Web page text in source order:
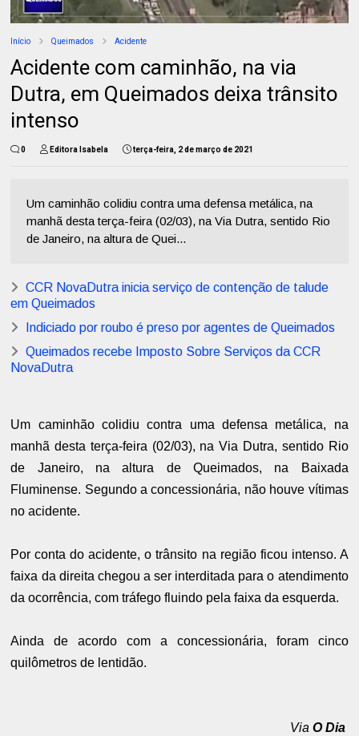
Início Queimados Acidente
Acidente com caminhão, na via
Dutra, em Queimados deixa trânsito
intenso
0 Editora Isabela terça-feira, 2 de março de 2021
Um caminhão colidiu contra uma defensa metálica, na
manhã desta terça-feira (02/03), na Via Dutra, sentido Rio
de Janeiro, na altura de Quei...
CCR NovaDutra inicia serviço de contenção de talude
em Queimados
Indiciado por roubo é preso por agentes de Queimados
Queimados recebe Imposto Sobre Serviços da CCR
NovaDutra
Um caminhão colidiu contra uma defensa metálica, na
manhã desta terça-feira (02/03), na Via Dutra, sentido Rio
de Janeiro, na altura de Queimados, na Baixada
Fluminense. Segundo a concessionária, não houve vítimas
no acidente.
Por conta do acidente, o trânsito na região ficou intenso. A
faixa da direita chegou a ser interditada para o atendimento
da ocorrência, com tráfego fluindo pela faixa da esquerda.
Ainda de acordo com a concessionária, foram cinco
quilômetros de lentidão.
Via O Dia